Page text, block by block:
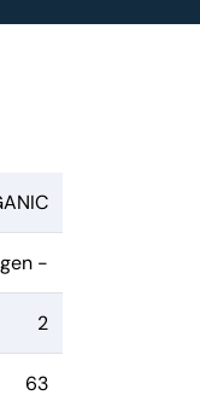
-
2
63